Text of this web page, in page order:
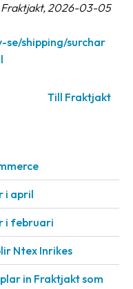
Fraktjakt, 2026-03-05
se/shipping/surchar
Till Fraktjakt
i april
i februari
Ntex Inrikes
in Fraktjakt som